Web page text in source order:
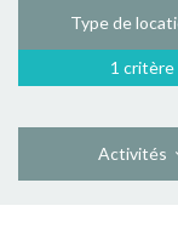
Type de
1 critère
Activités